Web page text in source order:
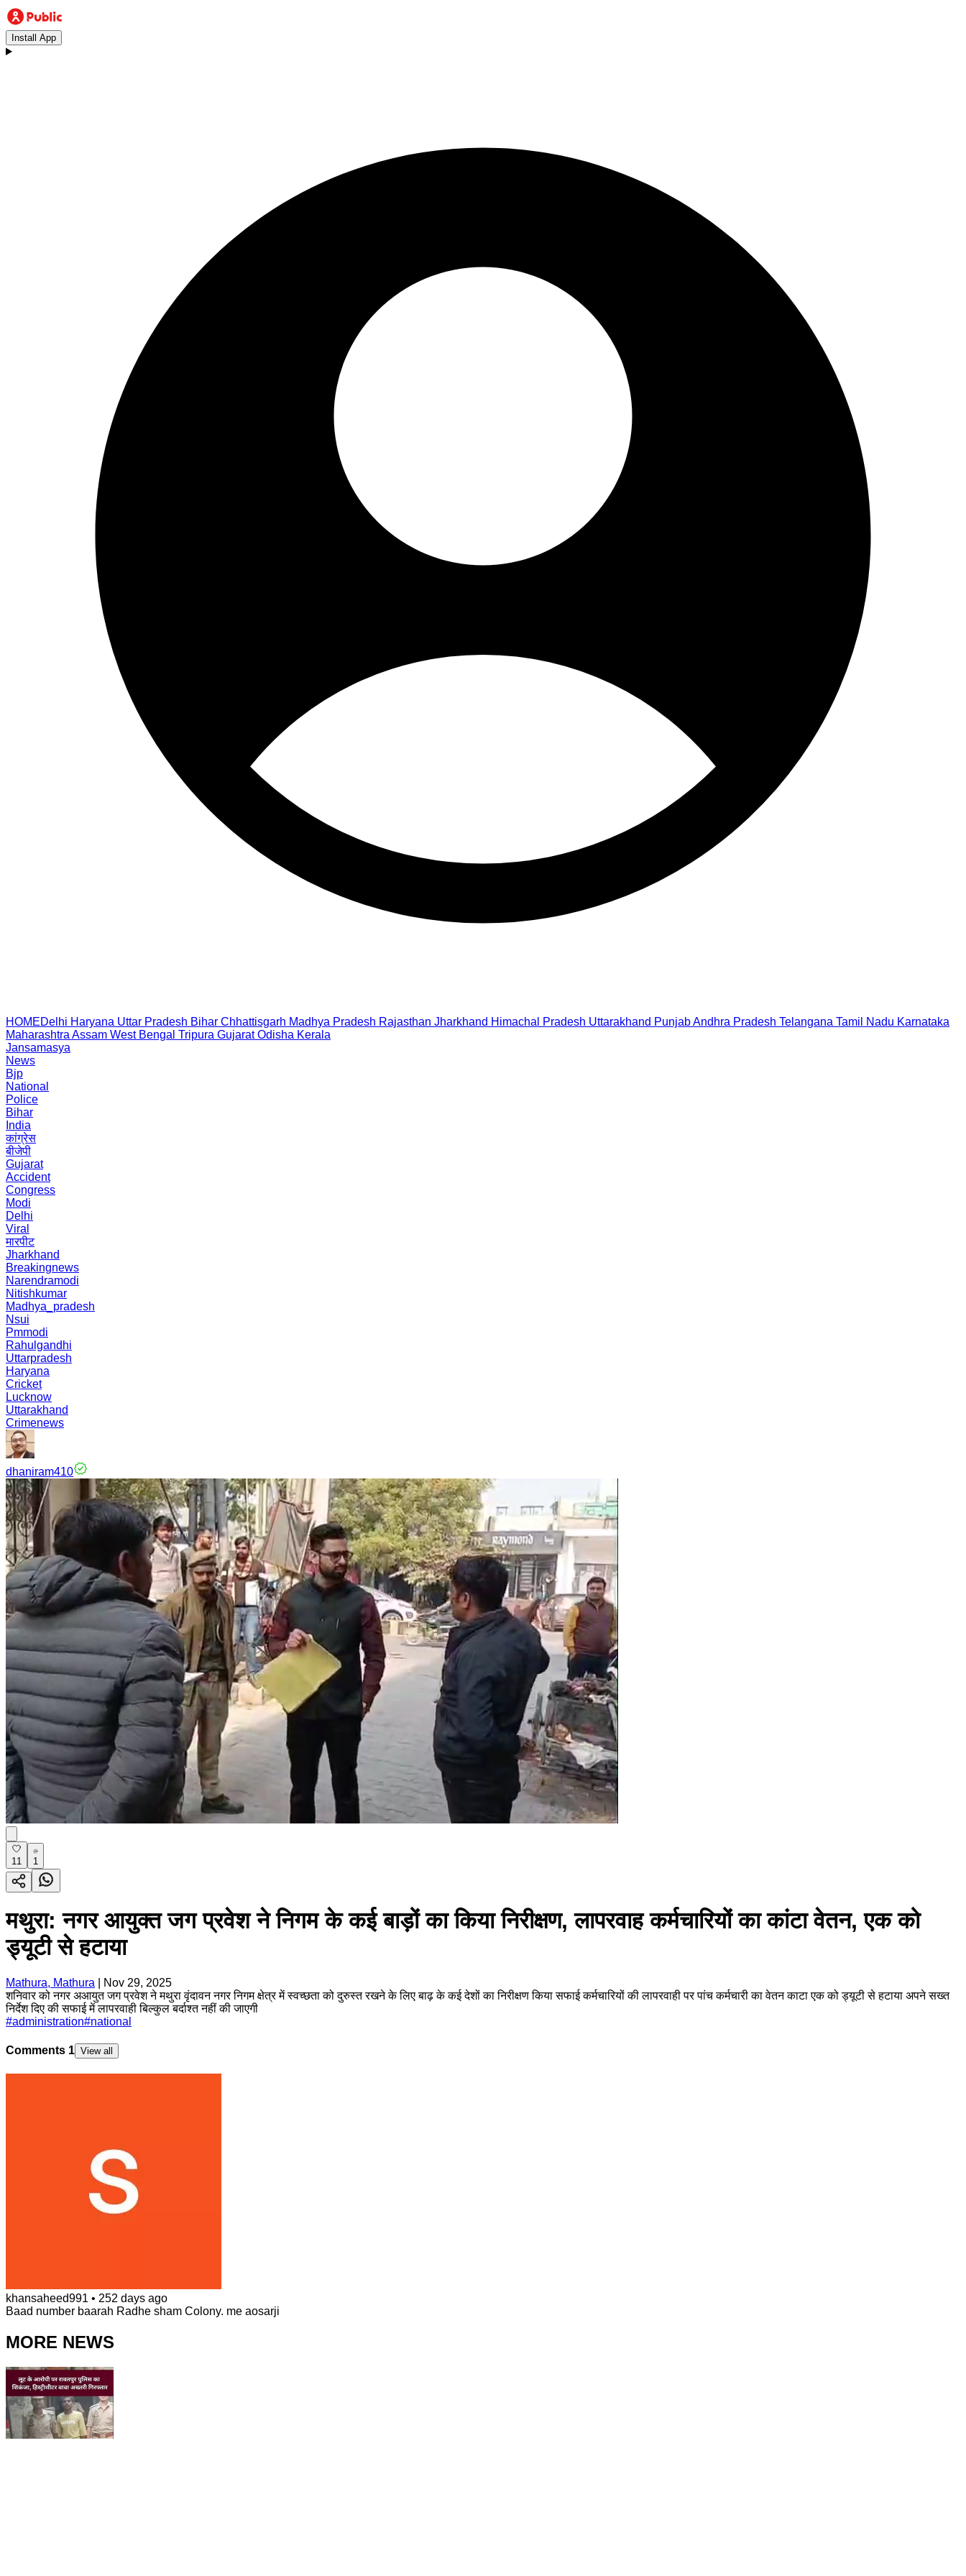
Install App
HOMEDelhi Haryana Uttar Pradesh Bihar Chhattisgarh Madhya Pradesh Rajasthan Jharkhand Himachal Pradesh Uttarakhand PunjabAndhra Pradesh Telangana Tamil Nadu Karnataka
Maharashtra Assam West Bengal Tripura Gujarat Odisha Kerala
Jansamasya
News
Bjp
National
Police
Bihar
India
कांग्रेस
बीजेपी
Gujarat
Accident
Congress
Modi
Delhi
Viral
मारपीट
Jharkhand
Breakingnews
Narendramodi
Nitishkumar
Madhya_pradesh
Nsui
Pmmodi
Rahulgandhi
Uttarpradesh
Haryana
Cricket
Lucknow
Uttarakhand
Crimenews
dhaniram410
11 1
मथुरा: नगर आयुक्त जग प्रवेश ने निगम के कई बाड़ों का किया निरीक्षण, लापरवाह कर्मचारियों का कांटा वेतन, एक को
ड्यूटी से हटाया
Mathura, Mathura
Nov 29, 2025
शनिवार को नगर अआयुत जग प्रवेश ने मथुरा वृंदावन नगर निगम क्षेत्र में स्वच्छता को दुरुस्त रखने के लिए बाढ़ के कई देशों का निरीक्षण किया सफाई कर्मचारियों की लापरवाही पर पांच कर्मचारी का वेतन काटा एक को ड्यूटी से हटाया अपने सख्त
निर्देश दिए की सफाई में लापरवाही बिल्कुल बर्दाश्त नहीं की जाएगी
#administration#national
Comments 1 View all
khansaheed991 • 252 days ago
Baad number baarah Radhe sham Colony. me aosarji
MORE NEWS